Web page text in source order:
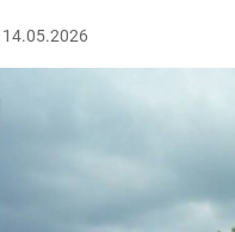
14.05.2026